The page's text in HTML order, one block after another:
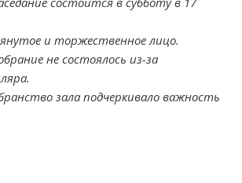
и торжественное лицо.
не состоялось из-за
зала подчеркивало важность